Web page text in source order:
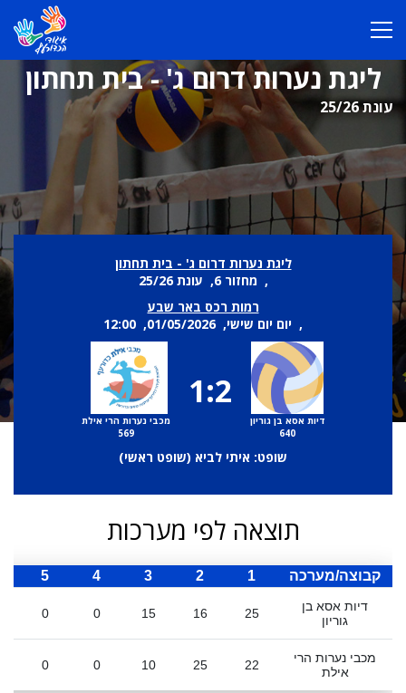
ליגת נערות דרום ג' - בית תחתון
עונת 25/26
ליגת נערות דרום ג' - בית תחתון
, מחזור 6, עונת 25/26
רמות רכס באר שבע
, יום יום שישי, 01/05/2026, 12:00
דיות אסא בן גוריון
640
1:2
מכבי נערות הרי אילת
569
שופט: איתי לביא (שופט ראשי)
תוצאה לפי מערכות
קבוצה/מערכה 1
2
3
4
5
דיות אסא בן
גוריון
25
16
15
0
0
מכבי נערות הרי
אילת
22
25
10
0
0